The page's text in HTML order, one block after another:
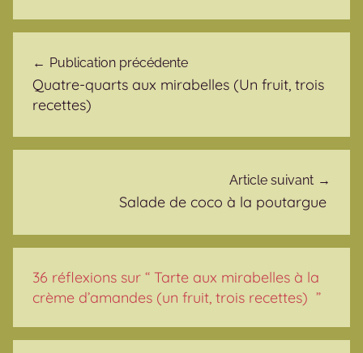
Publication précédente
Quatre-quarts aux mirabelles (Un fruit, trois
recettes)
Article suivant
Salade de coco à la poutargue
36 réflexions sur “ Tarte aux mirabelles à la
crème d’amandes (un fruit, trois recettes) ”